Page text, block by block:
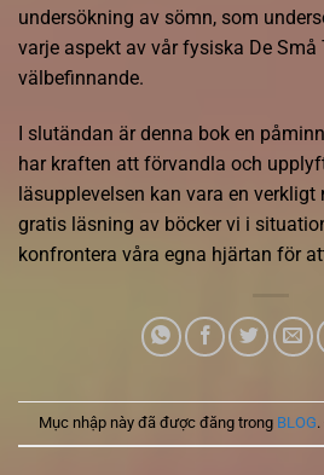
undersökning av sömn, som
varje aspekt av vår fysiska De
välbefinnande.
I slutändan är denna bok en
har kraften att förvandla och
läsupplevelsen kan vara en
gratis läsning av böcker vi i
konfrontera våra egna hjärtan för
Mục nhập này đã được đăng trong BLOG